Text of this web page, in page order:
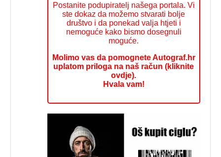
Postanite podupiratelj našega portala. Vi
ste dokaz da možemo stvarati bolje
društvo i da ponekad valja htjeti i
nemoguće kako bismo dosegnuli
moguće.
Molimo vas da pomognete Autograf.hr
uplatom priloga na naš račun (kliknite
ovdje).
Hvala vam!